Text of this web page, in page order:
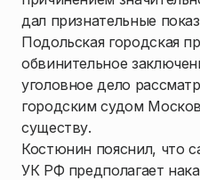
дал признательные
Подольская городская
обвинительное
уголовное дело
городским судом
существу.
Костюнин пояснил, что
УК РФ предполагает